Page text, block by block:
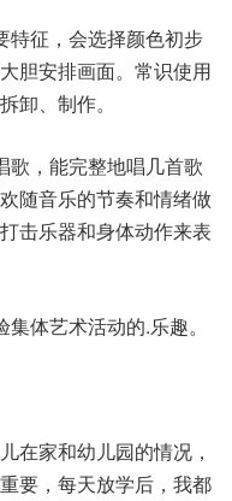
特征，会选择颜色初步
胆安排画面。常识使用
卸、制作。
歌，能完整地唱几首歌
随音乐的节奏和情绪做
击乐器和身体动作来表
体艺术活动的.乐趣。
在家和幼儿园的情况，
要，每天放学后，我都